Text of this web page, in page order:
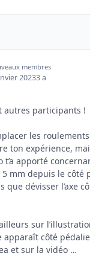
membres
20233 a
autres participants !
les
ton expérience,
t’a apporté
mm depuis le côté
que dévisser l’axe
sur
apparaît côté
et sur la vidéo …